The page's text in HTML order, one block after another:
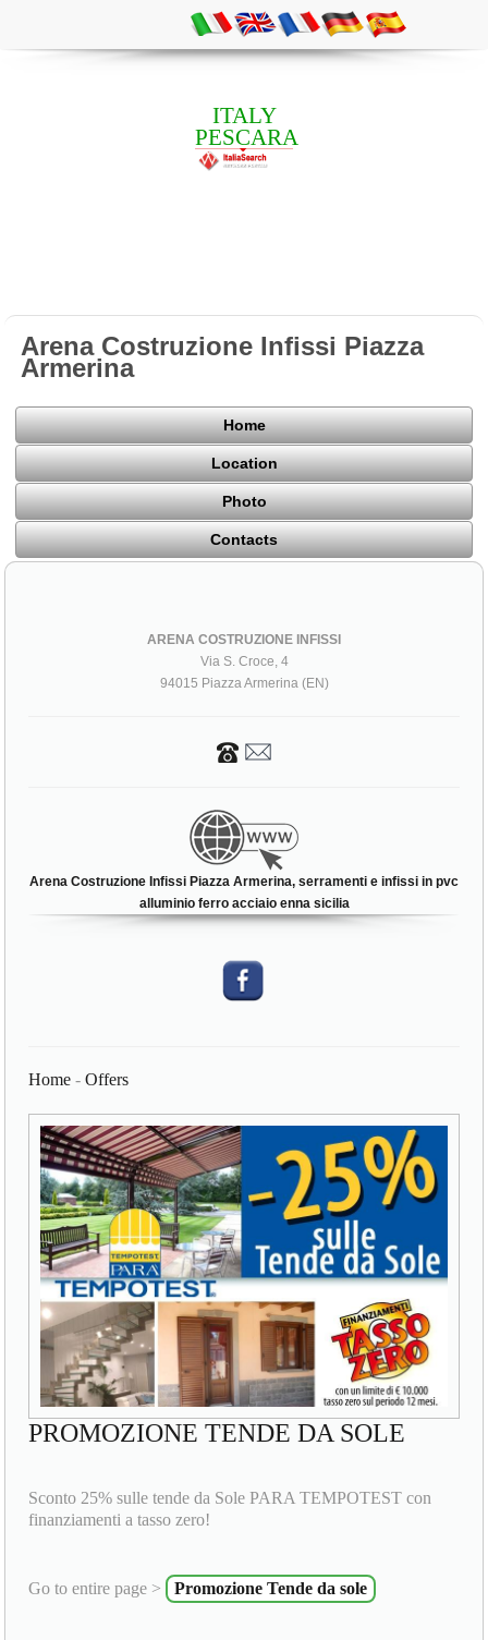
ITALY
PESCARA
Arena Costruzione Infissi Piazza
Armerina
Home
Location
Photo
Contacts
ARENA COSTRUZIONE INFISSI
Via S. Croce, 4
94015 Piazza Armerina (EN)
Arena Costruzione Infissi Piazza Armerina, serramenti e infissi in pvc
alluminio ferro acciaio enna sicilia
Home -Offers
PROMOZIONE TENDE DA SOLE
Sconto 25% sulle tende da Sole PARA TEMPOTEST con
finanziamenti a tasso zero!
Go to entire page > Promozione Tende da sole